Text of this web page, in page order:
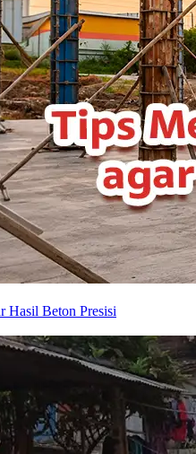
Hasil Beton Presisi